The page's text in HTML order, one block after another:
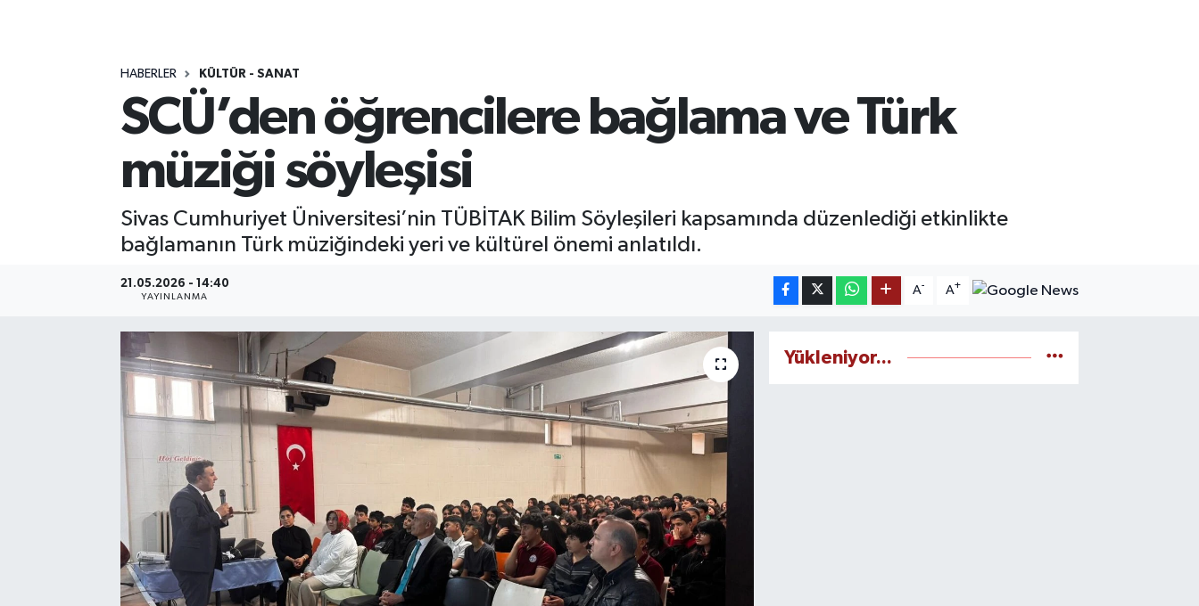
HABERLER KÜLTÜR - SANAT
SCÜ’den öğrencilere bağlama ve Türk
müziği söyleşisi
Sivas Cumhuriyet Üniversitesi’nin TÜBİTAK Bilim Söyleşileri kapsamında düzenlediği etkinlikte
bağlamanın Türk müziğindeki yeri ve kültürel önemi anlatıldı.
21.05.2026 - 14:40
YAYINLANMA
A- A+
Yükleniyor...
ÖZEL HABER
RESMİ İLANLAR
SOSYAL YARDIMLAR
SPONSORLU YAZI
TEKNOLOJİ